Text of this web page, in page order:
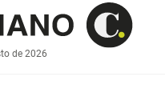
de 2026